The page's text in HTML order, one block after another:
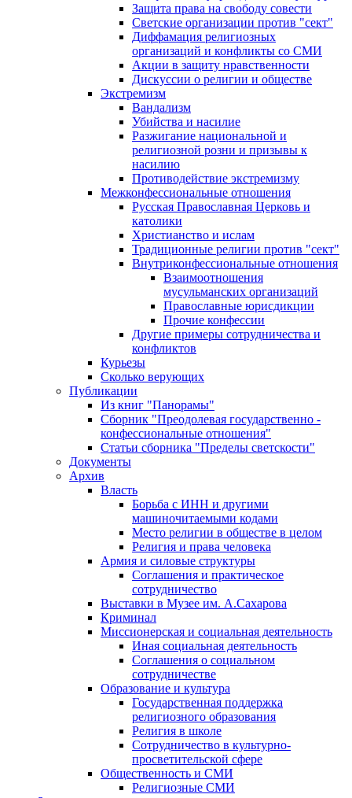
Защита права на свободу совести
Светские организации против "сект"
Диффамация религиозных
организаций и конфликты со СМИ
Акции в защиту нравственности
Дискуссии о религии и обществе
Экстремизм
Вандализм
Убийства и насилие
Разжигание национальной и
религиозной розни и призывы к
насилию
Противодействие экстремизму
Межконфессиональные отношения
Русская Православная Церковь и
католики
Христианство и ислам
Традиционные религии против "сект"
Внутриконфессиональные отношения
Взаимоотношения
мусульманских организаций
Православные юрисдикции
Прочие конфессии
Другие примеры сотрудничества и
конфликтов
Курьезы
Сколько верующих
Публикации
Из книг "Панорамы"
Сборник "Преодолевая государственно -
конфессиональные отношения"
Статьи сборника "Пределы светскости"
Документы
Архив
Власть
Борьба с ИНН и другими
машиночитаемыми кодами
Место религии в обществе в целом
Религия и права человека
Армия и силовые структуры
Соглашения и практическое
сотрудничество
Выставки в Музее им. А.Сахарова
Криминал
Миссионерская и социальная деятельность
Иная социальная деятельность
Соглашения о социальном
сотрудничестве
Образование и культура
Государственная поддержка
религиозного образования
Религия в школе
Сотрудничество в культурно-
просветительской сфере
Общественность и СМИ
Религиозные СМИ